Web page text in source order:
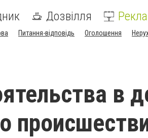
Дозвілля
Питання-відповідь Оголошення
в